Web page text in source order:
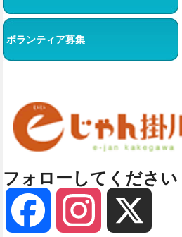
ボランティア募集
フォローしてください
Facebook Instagram